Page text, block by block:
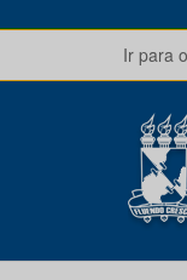
Ir para